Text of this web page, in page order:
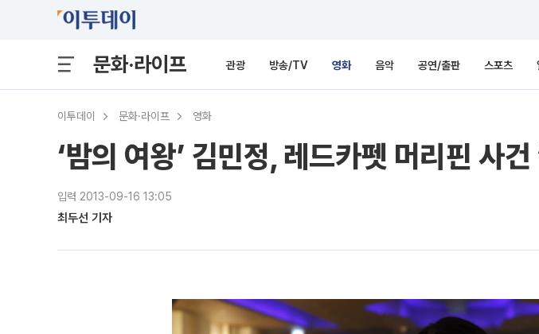
문화·라이프 관광 방송/TV 영화 음악 공연/출판 스포츠
이투데이 문화·라이프 영화
‘밤의 여왕’ 김민정, 레드카펫 머리핀 사
입력 2013-09-16 13:05
최두선 기자